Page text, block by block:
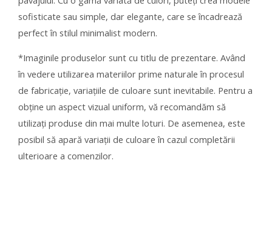
sofisticate sau simple, dar elegante, care se încadrează
perfect în stilul minimalist modern.
*Imaginile produselor sunt cu titlu de prezentare. Având
în vedere utilizarea materiilor prime naturale în procesul
de fabricație, variațiile de culoare sunt inevitabile. Pentru a
obține un aspect vizual uniform, vă recomandăm să
utilizați produse din mai multe loturi. De asemenea, este
posibil să apară variații de culoare în cazul completării
ulterioare a comenzilor.